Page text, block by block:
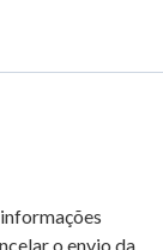
o envio da